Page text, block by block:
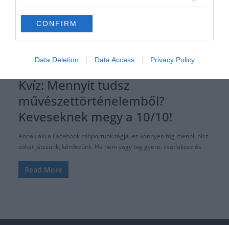
CONFIRM
Data Deletion Data Access Privacy Policy
ÁLTALÁNOS KVÍZEK KVÍZ
Kvíz: Mennyit tudsz
művészettörténelemből?
Keveseknek megy a 10/10!
Annak aki a Facebook csoportunk tagja, ez könnyen fog menni, hisz
sokat játszunk, kérdezünk. Ha nem vagy tag gyere, csatlakozz és
Read More